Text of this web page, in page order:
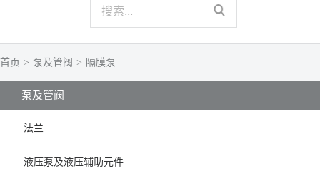
首页 > 泵及管阀 > 隔膜泵
泵及管阀
法兰
液压泵及液压辅助元件